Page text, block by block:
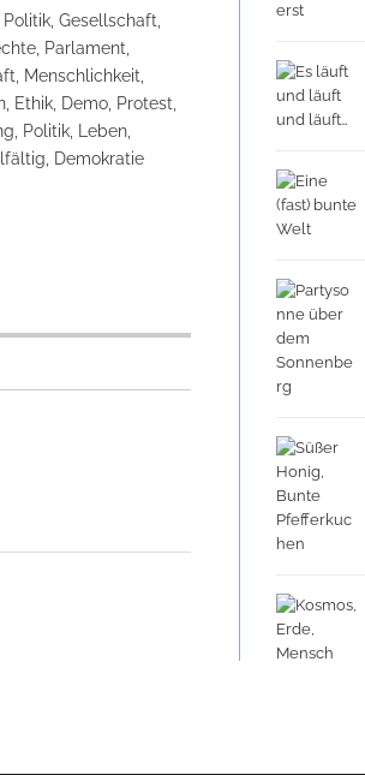
Gesellschaft,
Parlament,
Menschlichkeit,
Ethik, Demo, Protest,
Politik, Leben,
Demokratie